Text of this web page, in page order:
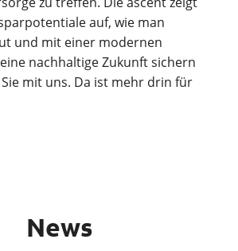
auf, wie man
und mit einer modernen
nachhaltige Zukunft sichern
mit uns. Da ist mehr drin für
News